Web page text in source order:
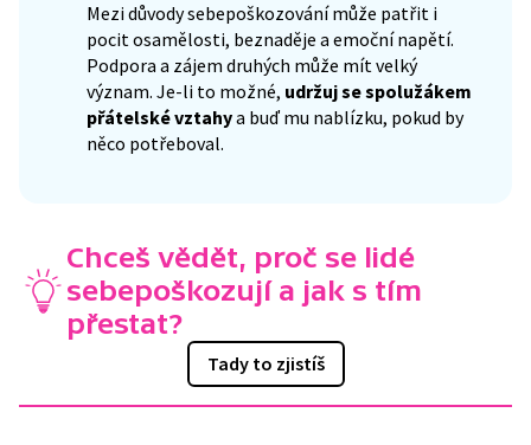
Mezi důvody sebepoškozování může patřit i
pocit osamělosti, beznaděje a emoční napětí.
Podpora a zájem druhých může mít velký
význam. Je-li to možné, udržuj se spolužákem
přátelské vztahya buď mu nablízku, pokud by
něco potřeboval.
Chceš vědět, proč se lidé
sebepoškozují a jak s tím
přestat?
Tady to zjistíš